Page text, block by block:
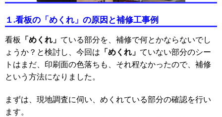
１.看板の「めくれ」の原因と補修工事例
看板 「めくれ」 ている部分を、補修で何とかならないでし
ょうか？と検討し、今回は 「めくれ」 ていない部分のシー
トはまだ、印刷面の色落ちも、それ程なかったので、補修
という方法になりました。
まずは、現地調査に伺い、めくれている部分の確認を行い
ます。